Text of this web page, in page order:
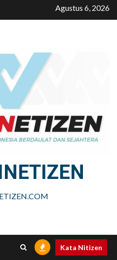
Agustus 6, 2026
Kata Nitizen